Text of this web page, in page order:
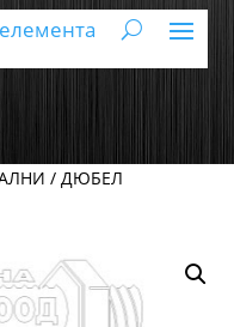
/ ДЮБЕЛ